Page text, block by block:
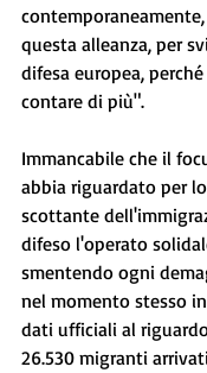
questa alleanza, per
difesa europea,
contare di più".
Immancabile che il
abbia riguardato per
scottante
difeso l'operato
smentendo ogni
nel momento stesso
dati ufficiali al
26.530 migranti